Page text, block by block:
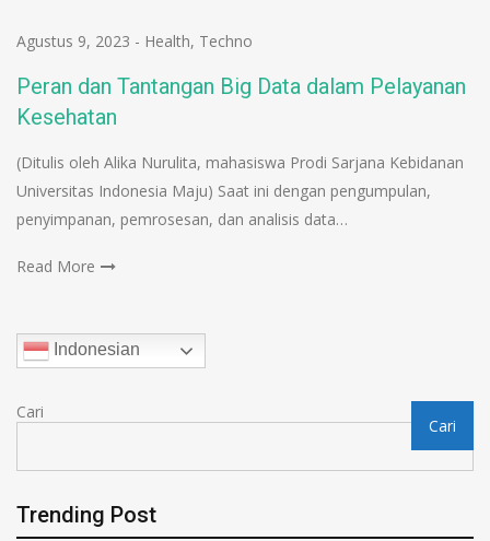
Agustus 9, 2023 - Health, Techno
Peran dan Tantangan Big Data dalam Pelayanan
Kesehatan
(Ditulis oleh Alika Nurulita, mahasiswa Prodi Sarjana Kebidanan
Universitas Indonesia Maju) Saat ini dengan pengumpulan,
penyimpanan, pemrosesan, dan analisis data…
Read More
Indonesian
Cari
Cari
Trending Post